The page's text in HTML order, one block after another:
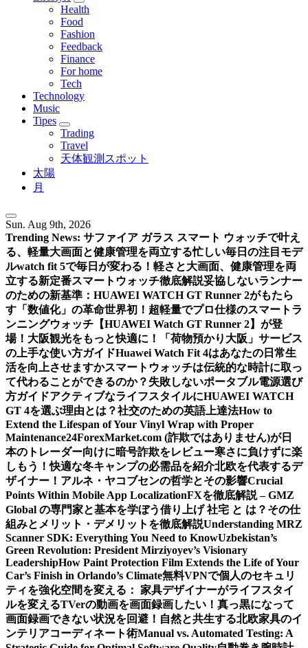
Health
Food
Fashion
Feedback
Finance
For home
Tech
Technology
Music
Tipes
Trading
Travel
天体観測スポット
太陽
月
Sun. Aug 9th, 2026
Trending News: サファイア ガラス スマート ウォッチで叶え
る、軽量大画面と健康管理を両立する忙しい毎日の注目モデ
ルwatch fit 5で毎日が変わる！軽さと大画面、健康管理を両
立する新定番スマートウォッチ徹底解説妥協しないランナー
のための新基準：HUAWEI WATCH GT Runner 2がもたら
す「数値化」の革命世界初！超軽量でプロ仕様のスマートラ
ンニングウォッチ【HUAWEI Watch GT Runner 2】が登
場！ 大阪観光をもっと快適に！「荷物預かり大阪」サービス
の上手な使い方ガイドHuawei Watch Fit 4はあなたの日常生
活を向上させますかスマートウォッチは伝統的な時計に取っ
て代わることができるのか？ 失敗しないポータブル電源選び
方ガイドアクティブなライフスタイルにHUAWEI WATCH
GT 4を選ぶ理由とは？社交のための英語上達法How to
Extend the Lifespan of Your Vinyl Wrap with Proper
Maintenance24ForexMarket.com (詐欺ではありません)が日
本のトレーダー向けに暗号詐欺をレビュー寒さに負けずに楽
しもう！快適な冬キャンプの必需品を紹介北欧を代表するデ
ザイナー！アルネ・ヤコブセンの哲学とその影響Crucial
Points Within Mobile App LocalizationFXを徹底解説 – GMZ
Global の専門家と基本を学ぼう借り上げ 社宅 と は？その仕
組みとメリット・デメリットを徹底解説Understanding MRZ
Scanner SDK: Everything You Need to KnowUzbekistan’s
Green Revolution: President Mirziyoyev’s Visionary
LeadershipHow Paint Protection Film Extends the Life of Your
Car’s Finish in Orlando’s Climate無料VPNで個人のセキュリ
ティを強化空間を変える： 家具デザイナーがライフスタイ
ルを変えるTVerの動画を画面録画したい！真っ黒になって
画面録画できない状況を回避！ 自然と共生する北欧家具のイ
ンテリアコーディネート術Manual vs. Automated Testing: A